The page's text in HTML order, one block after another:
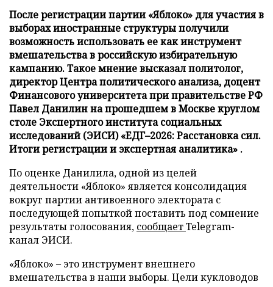
После регистрации партии «Яблоко» для участия в
выборах иностранные структуры получили
возможность использовать ее как инструмент
вмешательства в российскую избирательную
кампанию. Такое мнение высказал политолог,
директор Центра политического анализа, доцент
Финансового университета при правительстве РФ
Павел Данилин на прошедшем в Москве круглом
столе Экспертного института социальных
исследований (ЭИСИ) «ЕДГ–2026: Расстановка сил.
Итоги регистрации и экспертная аналитика» .
По оценке Данилила, одной из целей
деятельности «Яблоко» является консолидация
вокруг партии антивоенного электората с
последующей попыткой поставить под сомнение
результаты голосования, сообщаетTelegram-
канал ЭИСИ.
«Яблоко» – это инструмент внешнего
вмешательства в наши выборы. Цели кукловодов